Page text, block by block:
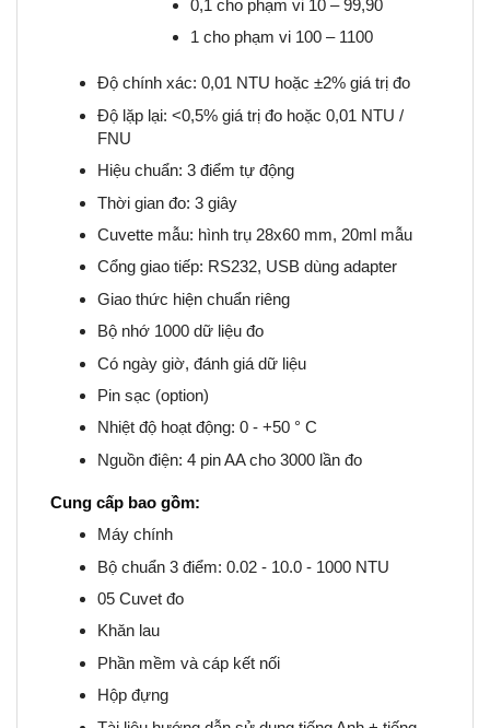
0,1 cho phạm vi 10 – 99,90
1 cho phạm vi 100 – 1100
Độ chính xác: 0,01 NTU hoặc ±2% giá trị đo
Độ lặp lại: <0,5% giá trị đo hoặc 0,01 NTU /
FNU
Hiệu chuẩn: 3 điểm tự động
Thời gian đo: 3 giây
Cuvette mẫu: hình trụ 28x60 mm, 20ml mẫu
Cổng giao tiếp: RS232, USB dùng adapter
Giao thức hiện chuẩn riêng
Bộ nhớ 1000 dữ liệu đo
Có ngày giờ, đánh giá dữ liệu
Pin sạc (option)
Nhiệt độ hoạt động: 0 - +50 ° C
Nguồn điện: 4 pin AA cho 3000 lần đo
Cung cấp bao gồm:
Máy chính
Bộ chuẩn 3 điểm: 0.02 - 10.0 - 1000 NTU
05 Cuvet đo
Khăn lau
Phần mềm và cáp kết nối
Hộp đựng